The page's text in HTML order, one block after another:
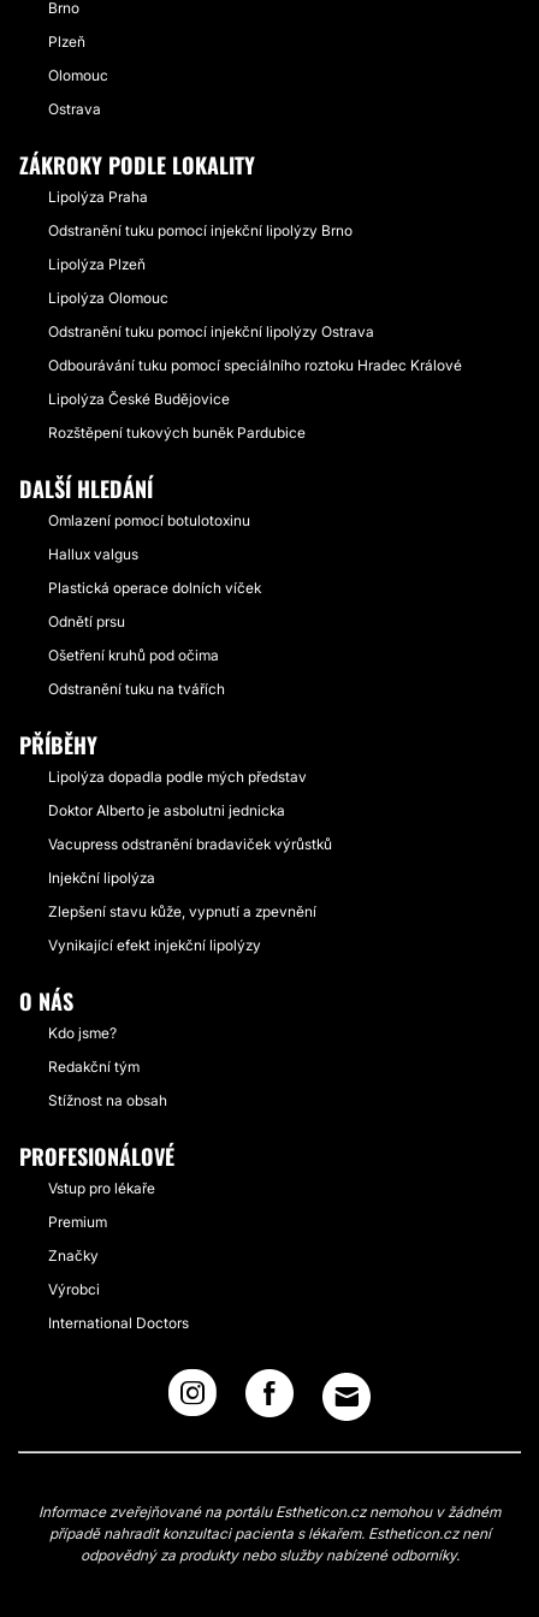
Brno
Plzeň
Olomouc
Ostrava
ZÁKROKY PODLE LOKALITY
Lipolýza Praha
Odstranění tuku pomocí injekční lipolýzy Brno
Lipolýza Plzeň
Lipolýza Olomouc
Odstranění tuku pomocí injekční lipolýzy Ostrava
Odbourávání tuku pomocí speciálního roztoku Hradec Králové
Lipolýza České Budějovice
Rozštěpení tukových buněk Pardubice
DALŠÍ HLEDÁNÍ
Omlazení pomocí botulotoxinu
Hallux valgus
Plastická operace dolních víček
Odnětí prsu
Ošetření kruhů pod očima
Odstranění tuku na tvářích
PŘÍBĚHY
Lipolýza dopadla podle mých představ
Doktor Alberto je asbolutni jednicka
Vacupress odstranění bradaviček výrůstků
Injekční lipolýza
Zlepšení stavu kůže, vypnutí a zpevnění
Vynikající efekt injekční lipolýzy
O NÁS
Kdo jsme?
Redakční tým
Stížnost na obsah
PROFESIONÁLOVÉ
Vstup pro lékaře
Premium
Značky
Výrobci
International Doctors
Informace zveřejňované na portálu Estheticon.cz nemohou v žádném
případě nahradit konzultaci pacienta s lékařem. Estheticon.cz není
odpovědný za produkty nebo služby nabízené odborníky.